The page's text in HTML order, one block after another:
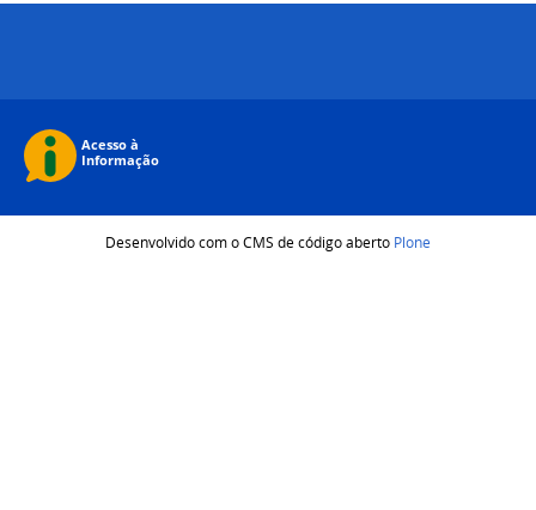
Desenvolvido com o CMS de código aberto Plone